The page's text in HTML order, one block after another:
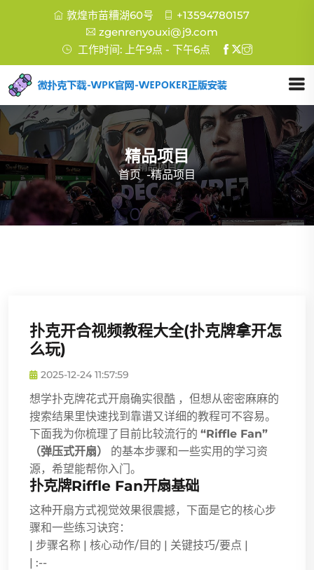
敦煌市苗糟湖60号
+13594780157
zgenrenyouxi@j9.com
工作时间: 上午9点 - 下午6点
精品项目
首页 -精品项目
扑克开合视频教程大全(扑克牌拿开怎
么玩)
2025-12-24 11:57:59
想学扑克牌花式开扇确实很酷 ，但想从密密麻麻的
搜索结果里快速找到靠谱又详细的教程可不容易。
下面我为你梳理了目前比较流行的 “Riffle Fan”
（弹压式开扇）
的基本步骤和一些实用的学习资
源，希望能帮你入门。
扑克牌Riffle Fan开扇基础
这种开扇方式视觉效果很震撼，下面是它的核心步
骤和一些练习诀窍：
| 步骤名称 | 核心动作/目的 | 关键技巧/要点 |
| :--